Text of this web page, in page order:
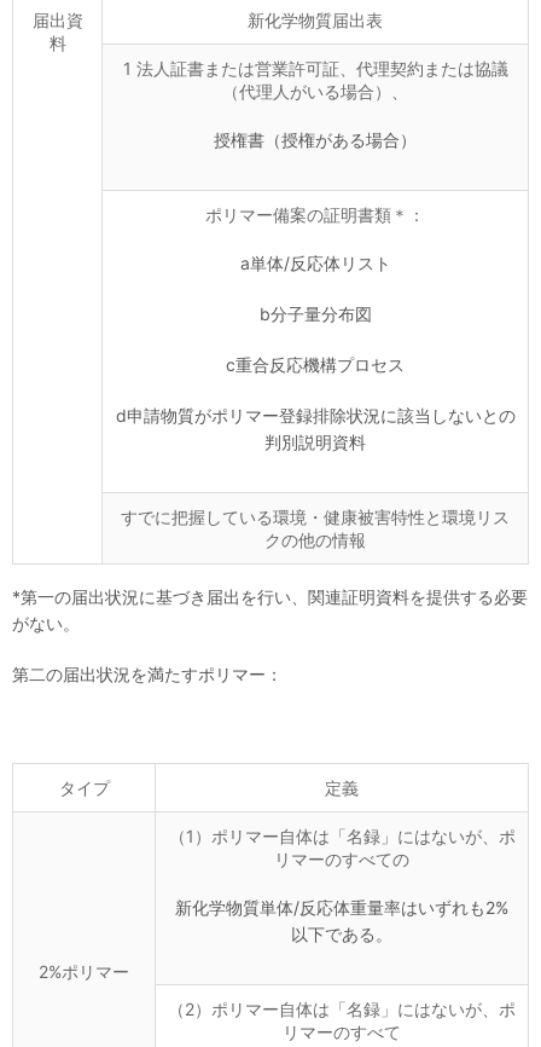
届出資
料
新化学物質届出表
1 法人証書または営業許可証、代理契約または協議
（代理人がいる場合）、
授権書（授権がある場合）
ポリマー備案の証明書類＊：
a単体/反応体リスト
b分子量分布図
c重合反応機構プロセス
d申請物質がポリマー登録排除状況に該当しないとの
判別説明資料
すでに把握している環境・健康被害特性と環境リス
クの他の情報
*第一の届出状況に基づき届出を行い、関連証明資料を提供する必要
がない。
第二の届出状況を満たすポリマー：
タイプ 定義
2%ポリマー
（1）ポリマー自体は「名録」にはないが、ポ
リマーのすべての
新化学物質単体/反応体重量率はいずれも2%
以下である。
（2）ポリマー自体は「名録」にはないが、ポ
リマーのすべて